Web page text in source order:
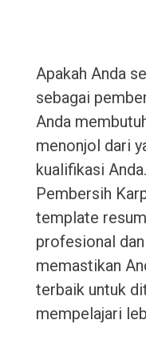
Apakah Anda
sebagai
Anda
menonjol dari
kualifikasi
Pembersih
template
profesional
memastikan
terbaik untuk
mempelajari